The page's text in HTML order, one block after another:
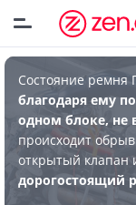
Состояние ремня
благодаря ему
одном блоке, не
происходит
открытый клапан
дорогостоящий